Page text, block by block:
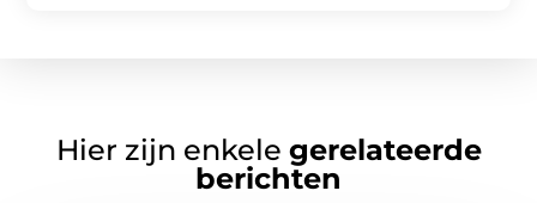
Hier zijn enkele gerelateerde
berichten